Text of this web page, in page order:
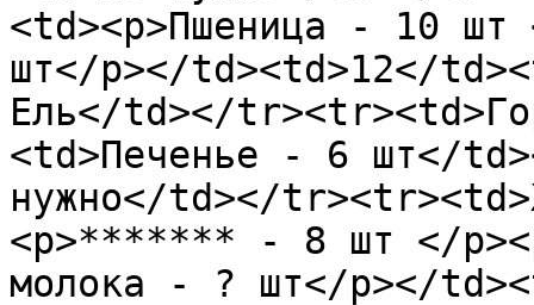
<td><p>Пшеница - 10 шт
шт</p></td><td>12</
Ель</td></
<td>Печенье - 6 шт</
нужно</td></
<p>******* - 8 шт </
молока - ? шт</p></